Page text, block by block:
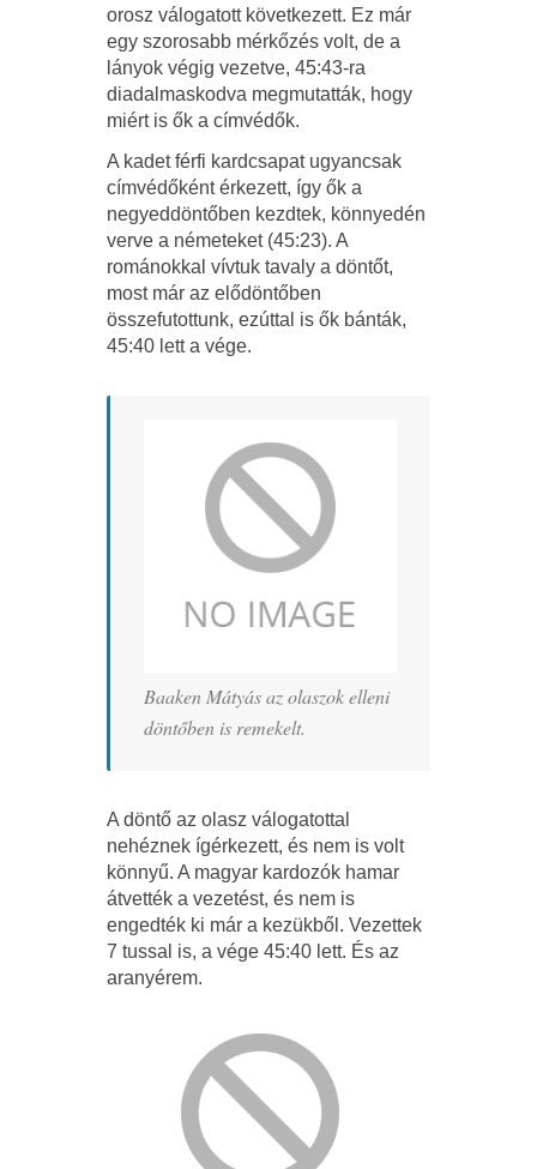
orosz válogatott következett. Ez már
egy szorosabb mérkőzés volt, de a
lányok végig vezetve, 45:43-ra
diadalmaskodva megmutatták, hogy
miért is ők a címvédők.
A kadet férfi kardcsapat ugyancsak
címvédőként érkezett, így ők a
negyeddöntőben kezdtek, könnyedén
verve a németeket (45:23). A
románokkal vívtuk tavaly a döntőt,
most már az elődöntőben
összefutottunk, ezúttal is ők bánták,
45:40 lett a vége.
Baaken Mátyás az olaszok elleni
döntőben is remekelt.
A döntő az olasz válogatottal
nehéznek ígérkezett, és nem is volt
könnyű. A magyar kardozók hamar
átvették a vezetést, és nem is
engedték ki már a kezükből. Vezettek
7 tussal is, a vége 45:40 lett. És az
aranyérem.